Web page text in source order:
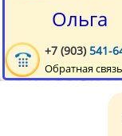
Ольга
+7 (903) 541-
Обратная связь